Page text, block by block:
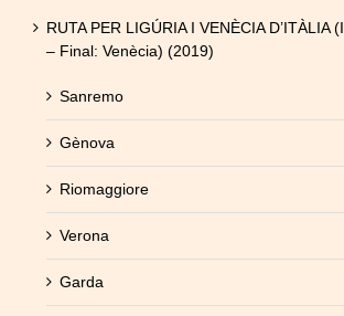
RUTA PER LIGÚRIA I VENÈCIA D’ITÀLIA
– Final: Venècia) (2019)
Sanremo
Gènova
Riomaggiore
Verona
Garda